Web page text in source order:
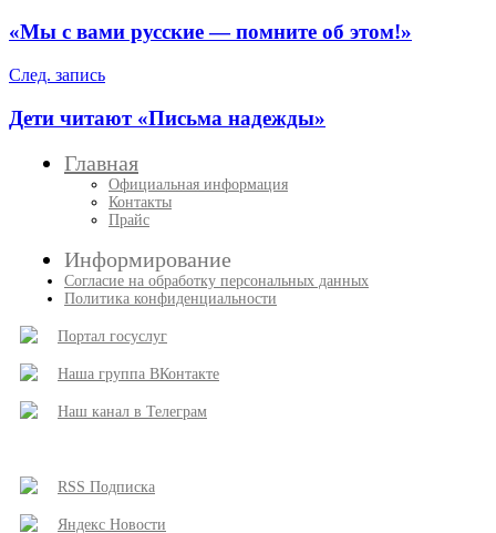
по
«Мы с вами русские — помните об этом!»
След. запись
Дети читают «Письма надежды»
Главная
Официальная информация
Контакты
Прайс
Информирование
Согласие на обработку персональных данных
Политика конфиденциальности
Портал госуслуг
Наша группа ВКонтакте
Наш канал в Телеграм
RSS Подписка
Яндекс Новости